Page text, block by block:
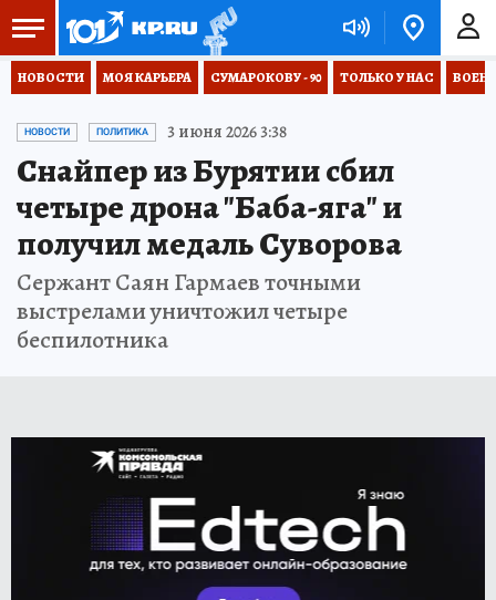
НОВОСТИ МОЯ КАРЬЕРА СУМАРОКОВУ - 90 ТОЛЬКО У НАС
НОВОСТИ ПОЛИТИКА 3 июня 2026 3:38
Снайпер из Бурятии сбил
четыре дрона "Баба-яга" и
получил медаль Суворова
Сержант Саян Гармаев точными
выстрелами уничтожил четыре
беспилотника